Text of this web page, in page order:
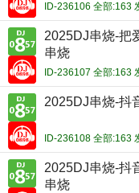
ID-236106 全部:163
2025DJ串烧-把
串烧
ID-236107 全部:163
2025DJ串烧-抖
ID-236108 全部:163
2025DJ串烧-抖
串烧